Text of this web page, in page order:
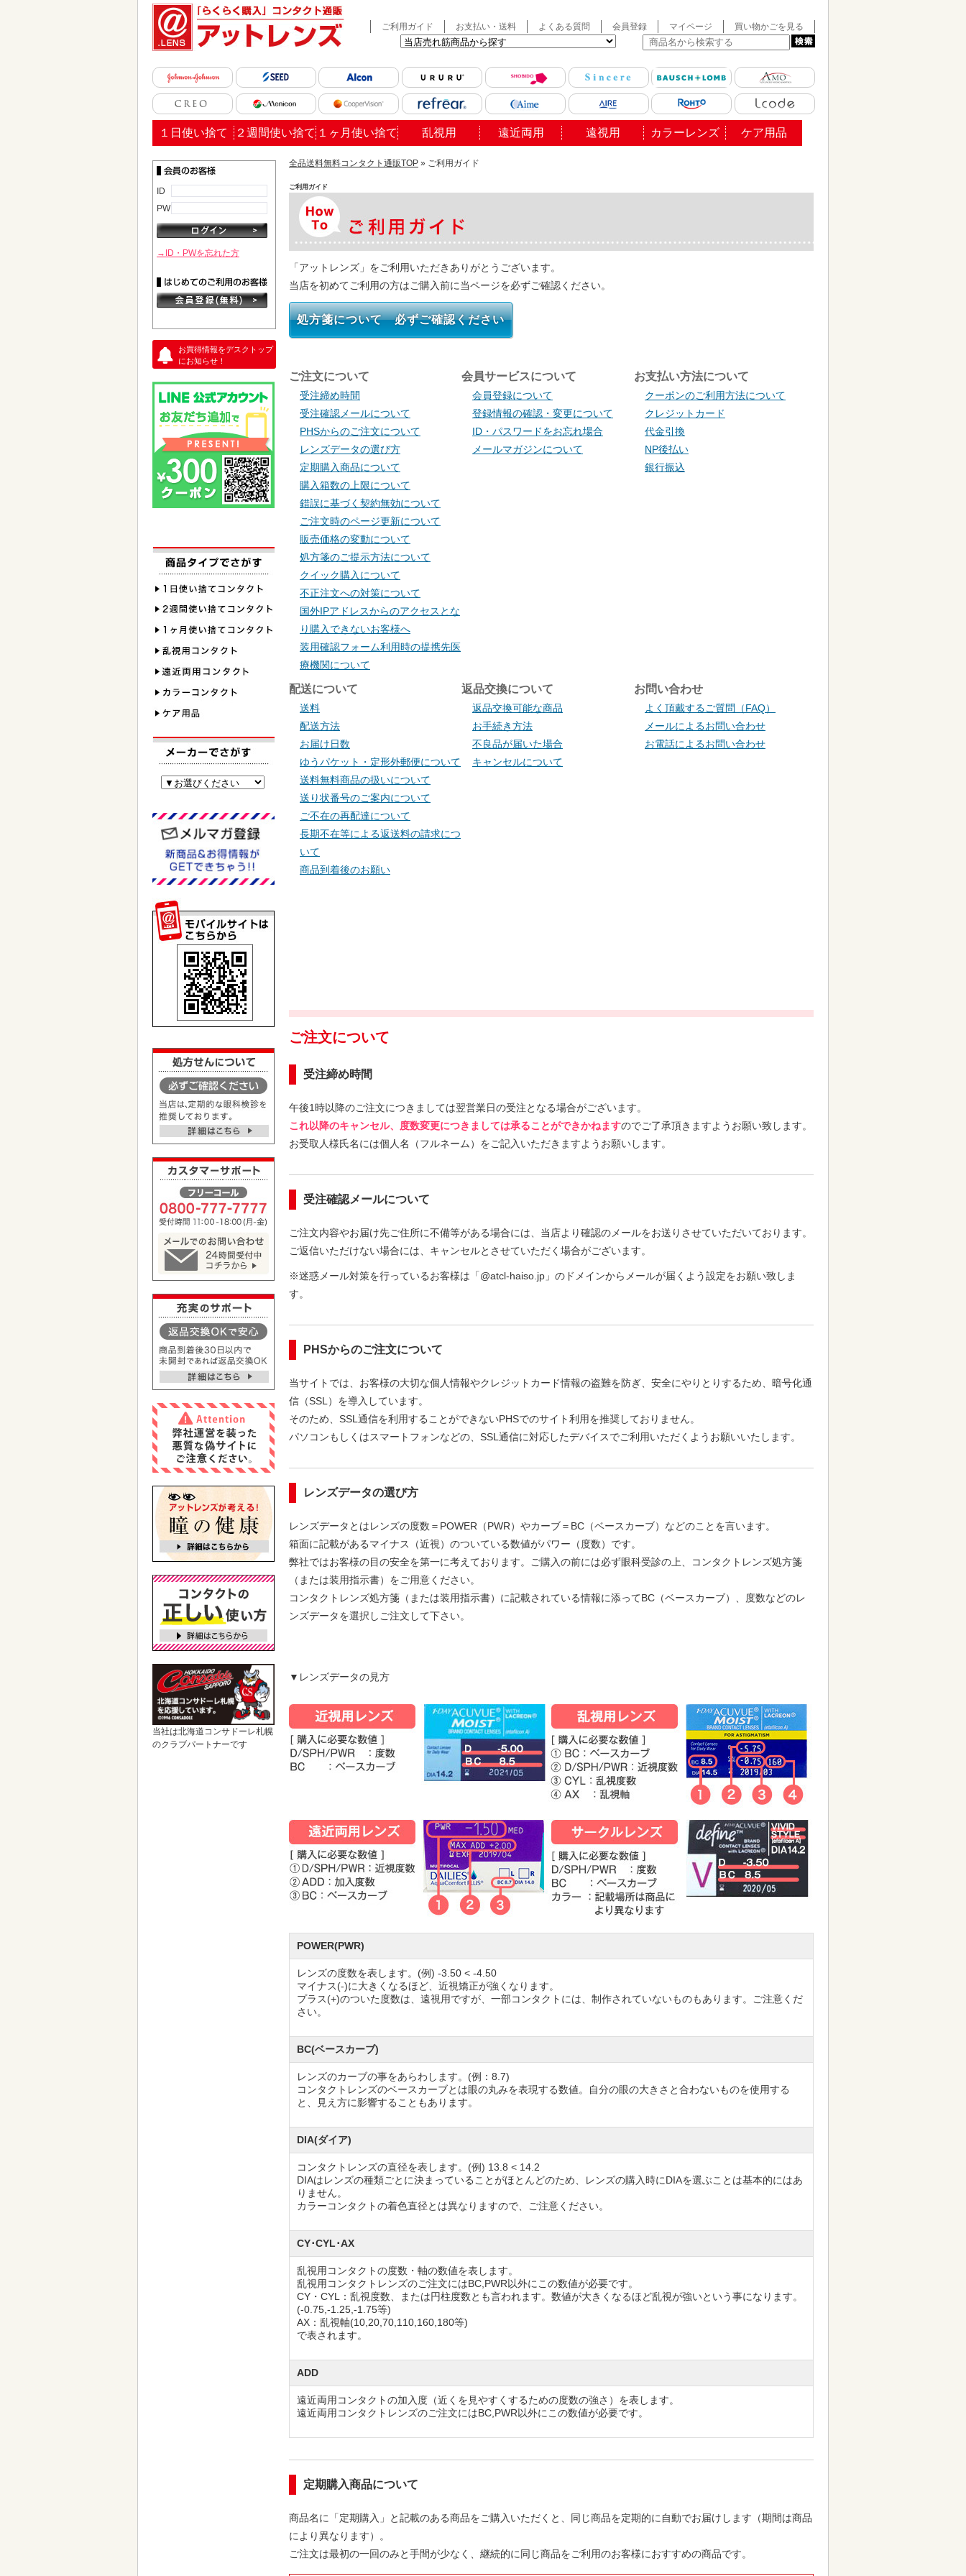
ご利用ガイド お支払い・送料 よくある質問 会員登録 マイページ 買い物かごを見る
１日使い捨て ２週間使い捨て １ヶ月使い捨て 乱視用 遠近両用 遠視用 カラーレンズ ケア用品
ID
PW
→ID・PWを忘れた方
お買得情報をデスクトップ
にお知らせ！
お知らせを受信する
当社は北海道コンサドーレ札幌
のクラブパートナーです
全品送料無料コンタクト通販TOP » ご利用ガイド
ご利用ガイド
「アットレンズ」をご利用いただきありがとうございます。
当店を初めてご利用の方はご購入前に当ページを必ずご確認ください。
処方箋について 必ずご確認ください
ご注文について
受注締め時間
受注確認メールについて
PHSからのご注文について
レンズデータの選び方
定期購入商品について
購入箱数の上限について
錯誤に基づく契約無効について
ご注文時のページ更新について
販売価格の変動について
処方箋のご提示方法について
クイック購入について
不正注文への対策について
国外IPアドレスからのアクセスとな
り購入できないお客様へ
装用確認フォーム利用時の提携先医
療機関について
会員サービスについて
会員登録について
登録情報の確認・変更について
ID・パスワードをお忘れ場合
メールマガジンについて
お支払い方法について
クーポンのご利用方法について
クレジットカード
代金引換
NP後払い
銀行振込
配送について
送料
配送方法
お届け日数
ゆうパケット・定形外郵便について
送料無料商品の扱いについて
送り状番号のご案内について
ご不在の再配達について
長期不在等による返送料の請求につ
いて
商品到着後のお願い
返品交換について
返品交換可能な商品
お手続き方法
不良品が届いた場合
キャンセルについて
お問い合わせ
よく頂戴するご質問（FAQ）
メールによるお問い合わせ
お電話によるお問い合わせ
ご注文について
受注締め時間
午後1時以降のご注文につきましては翌営業日の受注となる場合がございます。
これ以降のキャンセル、度数変更につきましては承ることができかねますのでご了承頂きますようお願い致します。
お受取人様氏名には個人名（フルネーム）をご記入いただきますようお願いします。
受注確認メールについて
ご注文内容やお届け先ご住所に不備等がある場合には、当店より確認のメールをお送りさせていただいております。
ご返信いただけない場合には、キャンセルとさせていただく場合がございます。
※迷惑メール対策を行っているお客様は「@atcl-haiso.jp」のドメインからメールが届くよう設定をお願い致しま
す。
PHSからのご注文について
当サイトでは、お客様の大切な個人情報やクレジットカード情報の盗難を防ぎ、安全にやりとりするため、暗号化通
信（SSL）を導入しています。
そのため、SSL通信を利用することができないPHSでのサイト利用を推奨しておりません。
パソコンもしくはスマートフォンなどの、SSL通信に対応したデバイスでご利用いただくようお願いいたします。
レンズデータの選び方
レンズデータとはレンズの度数＝POWER（PWR）やカーブ＝BC（ベースカーブ）などのことを言います。
箱面に記載があるマイナス（近視）のついている数値がパワー（度数）です。
弊社ではお客様の目の安全を第一に考えております。ご購入の前には必ず眼科受診の上、コンタクトレンズ処方箋
（または装用指示書）をご用意ください。
コンタクトレンズ処方箋（または装用指示書）に記載されている情報に添ってBC（ベースカーブ）、度数などのレ
ンズデータを選択しご注文して下さい。
▼レンズデータの見方
POWER(PWR)
レンズの度数を表します。(例) -3.50 < -4.50
マイナス(-)に大きくなるほど、近視矯正が強くなります。
プラス(+)のついた度数は、遠視用ですが、一部コンタクトには、制作されていないものもあります。ご注意くだ
さい。
BC(ベースカーブ)
レンズのカーブの事をあらわします。(例：8.7)
コンタクトレンズのベースカーブとは眼の丸みを表現する数値。自分の眼の大きさと合わないものを使用する
と、見え方に影響することもあります。
DIA(ダイア)
コンタクトレンズの直径を表します。(例) 13.8 < 14.2
DIAはレンズの種類ごとに決まっていることがほとんどのため、レンズの購入時にDIAを選ぶことは基本的にはあ
りません。
カラーコンタクトの着色直径とは異なりますので、ご注意ください。
CY･CYL･AX
乱視用コンタクトの度数・軸の数値を表します。
乱視用コンタクトレンズのご注文にはBC,PWR以外にこの数値が必要です。
CY・CYL：乱視度数、または円柱度数とも言われます。数値が大きくなるほど乱視が強いという事になります。
(-0.75,-1.25,-1.75等)
AX：乱視軸(10,20,70,110,160,180等)
で表されます。
ADD
遠近両用コンタクトの加入度（近くを見やすくするための度数の強さ）を表します。
遠近両用コンタクトレンズのご注文にはBC,PWR以外にこの数値が必要です。
定期購入商品について
商品名に「定期購入」と記載のある商品をご購入いただくと、同じ商品を定期的に自動でお届けします（期間は商品
により異なります）。
ご注文は最初の一回のみと手間が少なく、継続的に同じ商品をご利用のお客様におすすめの商品です。